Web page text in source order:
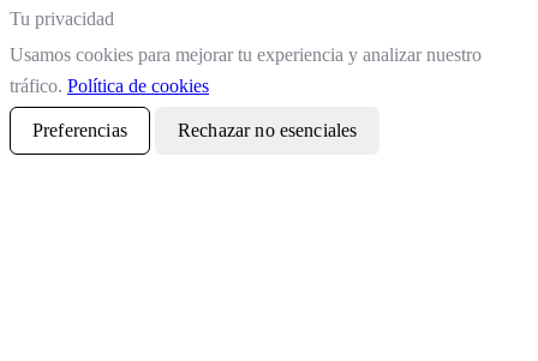
Tu privacidad
Usamos cookies para mejorar tu experiencia y analizar nuestro
tráfico. Política de cookies
Preferencias Rechazar no esenciales